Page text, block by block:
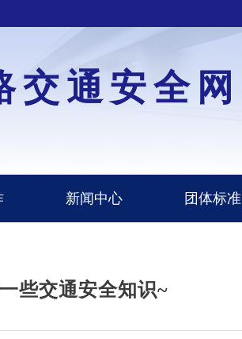
交通安全网
新闻中心 团体标准
些交通安全知识~